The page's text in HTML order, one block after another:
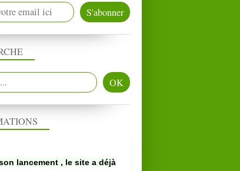
lancement , le site a déjà